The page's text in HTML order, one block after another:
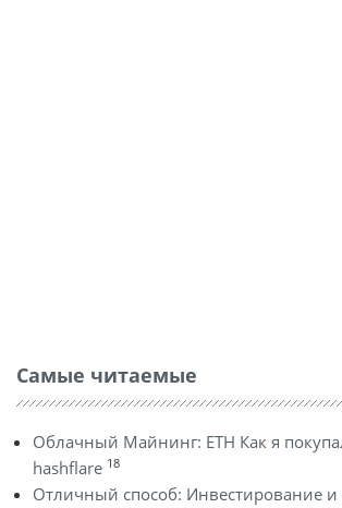
Самые читаемые
Облачный Майнинг: ETH Как я
hashflare 18
Отличный способ: Инвестирование